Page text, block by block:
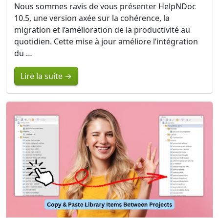
Nous sommes ravis de vous présenter HelpNDoc
10.5, une version axée sur la cohérence, la
migration et l’amélioration de la productivité au
quotidien. Cette mise à jour améliore l’intégration
du …
Lire la suite →